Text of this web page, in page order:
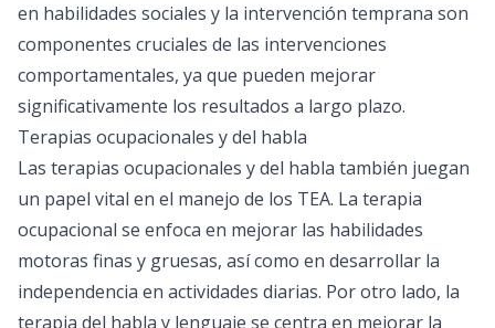
en habilidades sociales y la intervención temprana son
componentes cruciales de las intervenciones
comportamentales, ya que pueden mejorar
significativamente los resultados a largo plazo.
Terapias ocupacionales y del habla
Las terapias ocupacionales y del habla también juegan
un papel vital en el manejo de los TEA. La terapia
ocupacional se enfoca en mejorar las habilidades
motoras finas y gruesas, así como en desarrollar la
independencia en actividades diarias. Por otro lado, la
terapia del habla y lenguaje se centra en mejorar la